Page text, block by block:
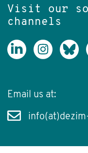
Visit our
channels
Email us at: